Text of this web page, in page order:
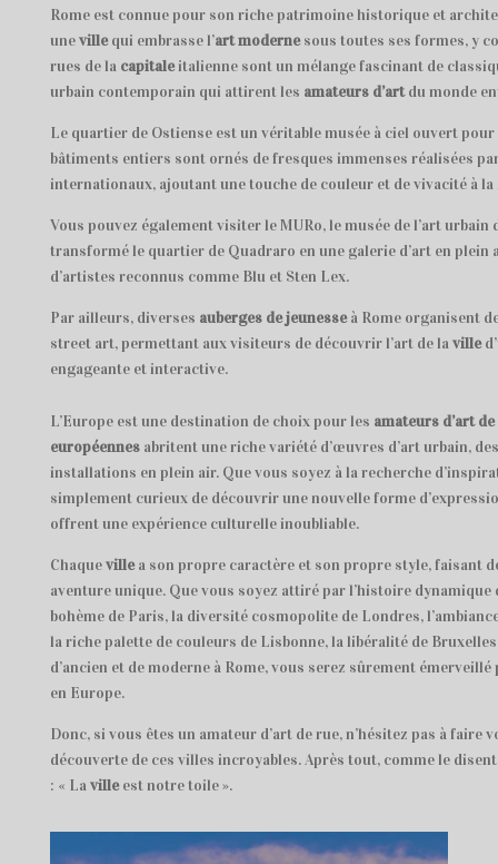
Rome est connue pour son riche patrimoine historique et
unevillequi embrasse l’art modernesous toutes ses formes, y
rues de la capitaleitalienne sont un mélange fascinant de
urbain contemporain qui attirent les amateurs d’artdu monde
Le quartier de Ostiense est un véritable musée à ciel ouvert
bâtiments entiers sont ornés de fresques immenses réalisées
internationaux, ajoutant une touche de couleur et de vivacité à
Vous pouvez également visiter le MURo, le musée de l’art urbain
transformé le quartier de Quadraro en une galerie d’art en plein
d’artistes reconnus comme Blu et Sten Lex.
Par ailleurs, diverses auberges de jeunesseà Rome organisent
street art, permettant aux visiteurs de découvrir l’art de laville
engageante et interactive.
L’Europe est une destination de choix pour les amateurs d’art
européennesabritent une riche variété d’œuvres d’art urbain,
installations en plein air. Que vous soyez à la recherche
simplement curieux de découvrir une nouvelle forme
offrent une expérience culturelle inoubliable.
Chaquevillea son propre caractère et son propre style, faisant
aventure unique. Que vous soyez attiré par l’histoire dynamique
bohème de Paris, la diversité cosmopolite de Londres,
la riche palette de couleurs de Lisbonne, la libéralité de
d’ancien et de moderne à Rome, vous serez sûrement
en Europe.
Donc, si vous êtes un amateur d’art de rue, n’hésitez pas à faire
découverte de ces villes incroyables. Après tout, comme le
: « Lavilleest notre toile ».